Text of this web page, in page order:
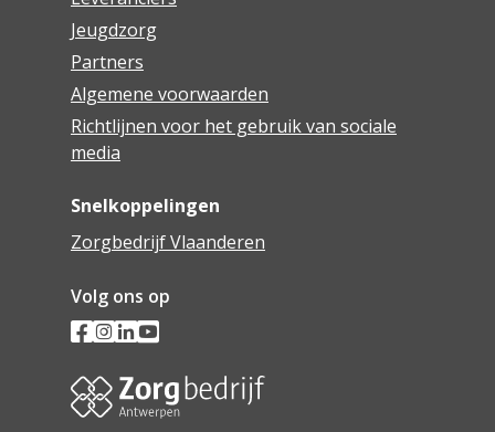
Jeugdzorg
Partners
Algemene voorwaarden
Richtlijnen voor het gebruik van sociale
media
Snelkoppelingen
Zorgbedrijf Vlaanderen
Volg ons op